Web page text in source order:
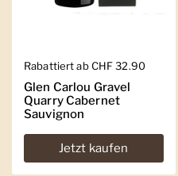
Regulärer Preis
Rabattiert ab CHF 32.90
Glen Carlou Gravel
Quarry Cabernet
Sauvignon
Jetzt kaufen